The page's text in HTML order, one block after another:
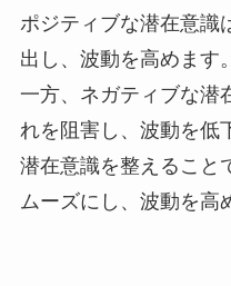
ポジティブな潜在意識
出し、波動を高めます。
一方、ネガティブな潜
れを阻害し、波動を低
潜在意識を整えること
ムーズにし、波動を高